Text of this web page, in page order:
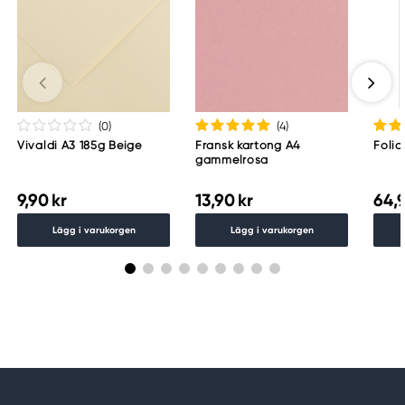
(0)
Vivaldi A3 185g Beige
9,90 kr
Lägg i varukorgen
(4)
Fransk kartong A4
gammelrosa
13,90 kr
Lägg i varukorgen
Folia